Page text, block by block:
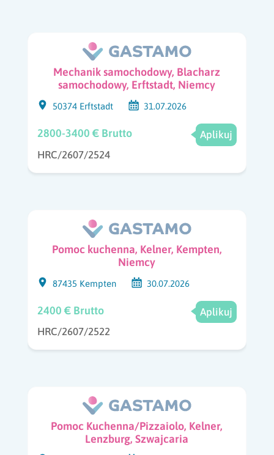
Mechanik samochodowy, Blacharz
samochodowy, Erftstadt, Niemcy
50374 Erftstadt 31.07.2026
2800-3400 € Brutto
Aplikuj
HRC/2607/2524
Pomoc kuchenna, Kelner, Kempten,
Niemcy
87435 Kempten 30.07.2026
2400 € Brutto
Aplikuj
HRC/2607/2522
Pomoc Kuchenna/Pizzaiolo, Kelner,
Lenzburg, Szwajcaria